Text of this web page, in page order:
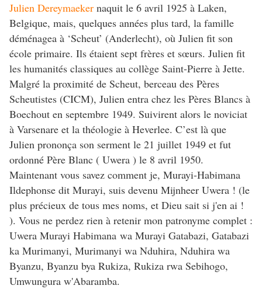
Julien Dereymaeker naquit le 6 avril 1925 à Laken,
Belgique, mais, quelques années plus tard, la famille
déménagea à ‘Scheut’ (Anderlecht), où Julien fit son
école primaire. Ils étaient sept frères et sœurs. Julien fit
les humanités classiques au collège Saint-Pierre à Jette.
Malgré la proximité de Scheut, berceau des Pères
Scheutistes (CICM), Julien entra chez les Pères Blancs à
Boechout en septembre 1949. Suivirent alors le noviciat
à Varsenare et la théologie à Heverlee. C’est là que
Julien prononça son serment le 21 juillet 1949 et fut
ordonné Père Blanc ( Uwera ) le 8 avril 1950.
Maintenant vous savez comment je, Murayi-Habimana
Ildephonse dit Murayi, suis devenu Mijnheer Uwera ! (le
plus précieux de tous mes noms, et Dieu sait si j'en ai !
). Vous ne perdez rien à retenir mon patronyme complet :
Uwera Murayi Habimana wa Murayi Gatabazi, Gatabazi
ka Murimanyi, Murimanyi wa Nduhira, Nduhira wa
Byanzu, Byanzu bya Rukiza, Rukiza rwa Sebihogo,
Umwungura w'Abaramba.